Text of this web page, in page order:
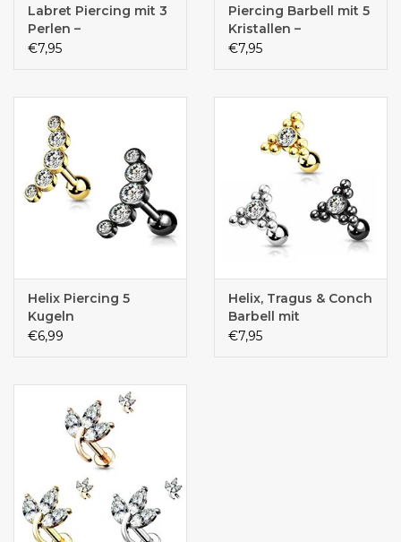
Labret Piercing mit 3
Perlen –
Chirurgenstahl 316L |
€7,95
Piercing Barbell mit 5
Kristallen –
Chirurgenstahl 316L |
€7,95
Helix Piercing 5
Kugeln
€6,99
Helix, Tragus & Conch
Barbell mit
Kristallstein –
€7,95